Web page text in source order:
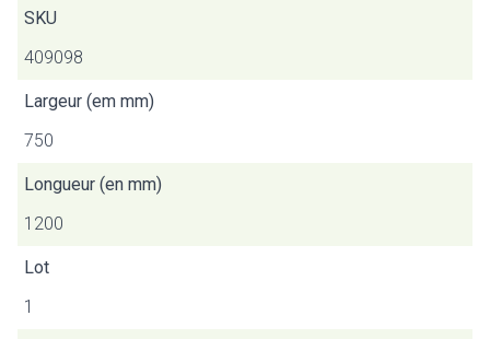
SKU
409098
Largeur (em mm)
750
Longueur (en mm)
1200
Lot
1